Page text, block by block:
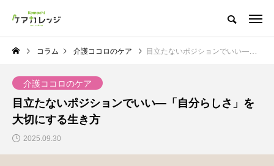
コラム 介護ココロのケア 目立たないポジションでいい―「自分らしさ」を大切にする生き方
介護ココロのケア
目立たないポジションでいい―「自分らしさ」を
大切にする生き方
2025.09.30